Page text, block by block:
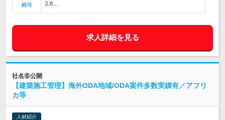
給与
2.8…
求人詳細を見る
社名非公開
【建築施工管理】海外ODA地域/ODA案件多数実績有／アフリ
カ等
人材紹介